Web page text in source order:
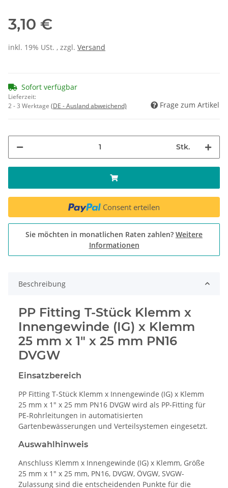
3,10 €
inkl. 19% USt. , zzgl. Versand
Sofort verfügbar
Lieferzeit:
2 - 3 Werktage (DE - Ausland abweichend) Frage zum Artikel
Stk.
Consent erteilen
Sie möchten in monatlichen Raten zahlen? Weitere
Informationen
Beschreibung
PP Fitting T-Stück Klemm x
Innengewinde (IG) x Klemm
25 mm x 1" x 25 mm PN16
DVGW
Einsatzbereich
PP Fitting T-Stück Klemm x Innengewinde (IG) x Klemm
25 mm x 1" x 25 mm PN16 DVGW wird als PP-Fitting für
PE-Rohrleitungen in automatisierten
Gartenbewässerungen und Verteilsystemen eingesetzt.
Auswahlhinweis
Anschluss Klemm x Innengewinde (IG) x Klemm, Größe
25 mm x 1" x 25 mm, PN16, DVGW, ÖVGW, SVGW-
Zulassung sind die entscheidenden Punkte für die